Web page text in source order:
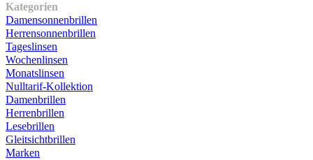
Kategorien
Damensonnenbrillen
Herrensonnenbrillen
Tageslinsen
Wochenlinsen
Monatslinsen
Nulltarif-Kollektion
Damenbrillen
Herrenbrillen
Lesebrillen
Gleitsichtbrillen
Marken